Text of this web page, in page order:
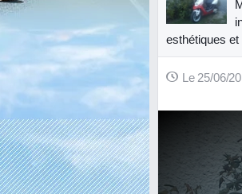
esthétiques
Le 25/06/